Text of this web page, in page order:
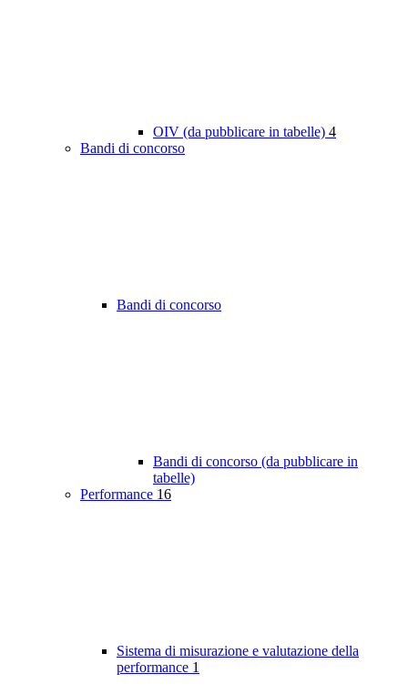
OIV (da pubblicare in tabelle) 4
Bandi di concorso
Bandi di concorso
Bandi di concorso (da pubblicare in
tabelle)
Performance 16
Sistema di misurazione e valutazione della
performance 1